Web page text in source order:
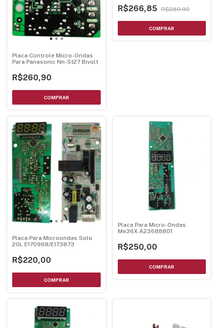
Placa Controle Micro-Ondas
Para Panasonic Nn-St27 Bivolt
R$260,90
R$266,85 R$280,90
Placa Para Microondas Solo
20L E170968/E173873
R$220,00
Placa Para Micro-Ondas
Me36X A23688801
R$250,00